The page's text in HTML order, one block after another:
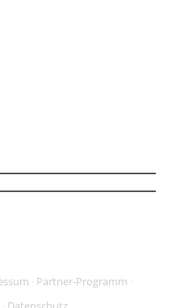
· Partner-Programm ·